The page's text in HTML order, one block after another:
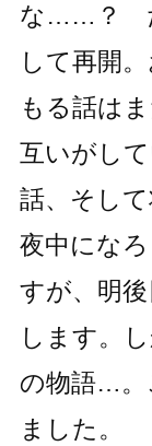
な……？
して再開
もる話は
互いがし
話、そし
夜中にな
すが、明
します。
の物語…。
ました。